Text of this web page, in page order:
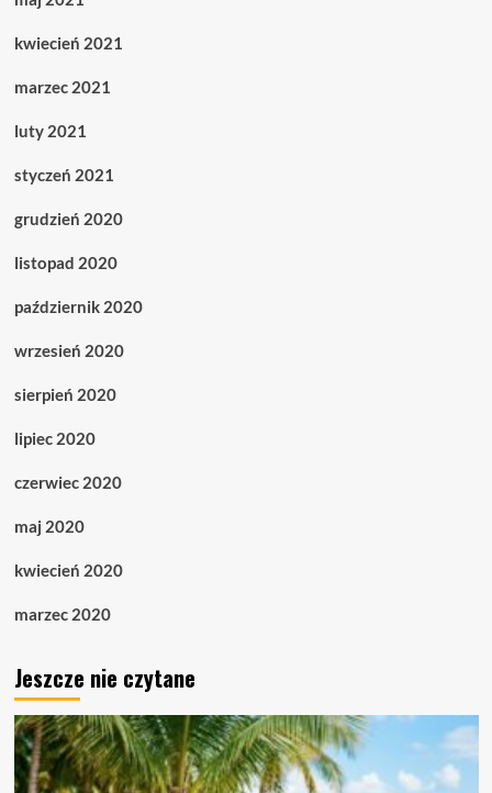
kwiecień 2021
marzec 2021
luty 2021
styczeń 2021
grudzień 2020
listopad 2020
październik 2020
wrzesień 2020
sierpień 2020
lipiec 2020
czerwiec 2020
maj 2020
kwiecień 2020
marzec 2020
Jeszcze nie czytane